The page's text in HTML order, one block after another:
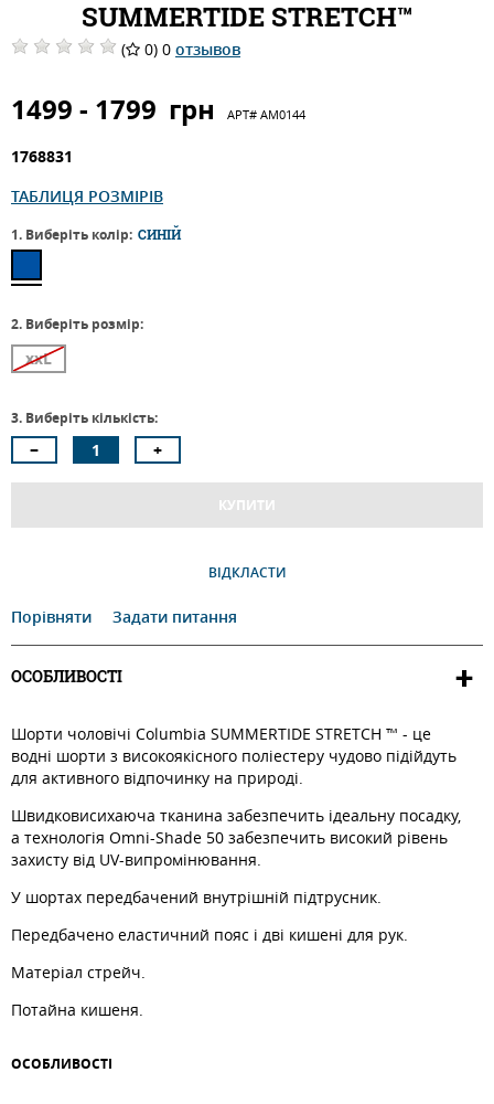
SUMMERTIDE STRETCH™
( 0) 0 отзывов
1499 - 1799 грн АРТ# AM0144
1768831
ТАБЛИЦЯ РОЗМІРІВ
1. Виберіть колір: СИНІЙ
2. Виберіть розмір:
xxL
3. Виберіть кількість:
КУПИТИ
ВІДКЛАСТИ
Порівняти Задати питання
ОСОБЛИВОСТІ
Шорти чоловічі Columbia SUMMERTIDE STRETCH ™ - це
водні шорти з високоякісного поліестеру чудово підійдуть
для активного відпочинку на природі.
Швидковисихаюча тканина забезпечить ідеальну посадку,
а технологія Omni-Shade 50 забезпечить високий рівень
захисту від UV-випромінювання.
У шортах передбачений внутрішній підтрусник.
Передбачено еластичний пояс і дві кишені для рук.
Матеріал стрейч.
Потайна кишеня.
ОСОБЛИВОСТI